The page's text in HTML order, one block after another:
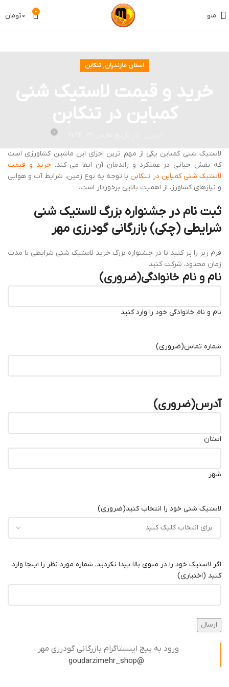
منو 0
0تومان
استان مازندران, تنکابن
0
لاستیک شنی کمباین یکی از مهم‌ ترین اجزای این ماشین کشاورزی است
که نقش حیاتی در عملکرد و راندمان آن ایفا می ‌کند. خرید و قیمت
لاستیک شنی کمباین در تنکابنبا توجه به نوع زمین، شرایط آب و هوایی
و نیازهای کشاورز، از اهمیت بالایی برخوردار است.
ثبت نام در جشنواره بزرگ لاستیک شنی
شرایطی (چکی) بازرگانی گودرزی مهر
فرم زیر را پر کنید تا در جشنواره بزرگ خرید لاستیک شنی شرایطی با مدت
زمان محدود، شرکت کنید
نام و نام خانوادگی(ضروری)
نام و نام خانوادگی خود را وارد کنید
شماره تماس(ضروری)
آدرس(ضروری)
استان
شهر
لاستیک شنی خود را انتخاب کنید(ضروری)
اگر لاستیک خود را در منوی بالا پیدا نکردید، شماره مورد نظر را اینجا وارد
کنید (اختیاری)
ورود به پیج اینستاگرام بازرگانی گودرزی مهر :
@goudarzimehr_shop